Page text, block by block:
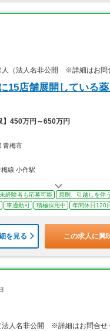
人（法人名非公開 ※詳細はお問
15店舗展開している
】450万円～650万円
青梅市
梅線 小作駅
未経験者も応募可能
原則、引越しを伴
車通勤可 積極採用中 年間休日120
を見る この求人に興
法人名非公開 ※詳細はお問合せ